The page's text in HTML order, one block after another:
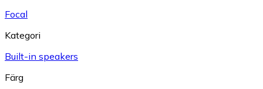
Focal
Kategori
Built-in speakers
Färg